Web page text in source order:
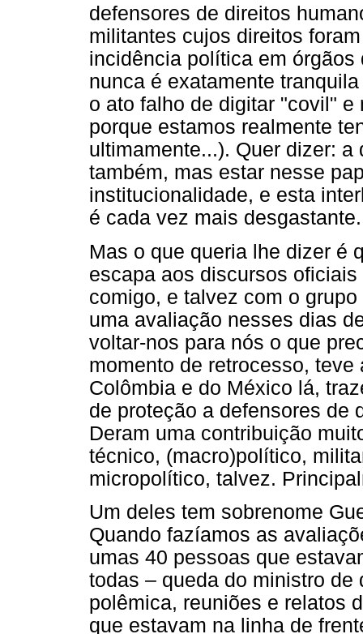
defensores de direitos
militantes cujos direitos
incidência política em
nunca é exatamente
o ato falho de digitar "covil"
porque estamos realmente
ultimamente...). Quer dizer:
também, mas estar nesse
institucionalidade, e esta
é cada vez mais desgastante.
Mas o que queria lhe dizer é
escapa aos discursos
comigo, e talvez com o
uma avaliação nesses dias
voltar-nos para nós o que
momento de retrocesso,
Colômbia e do México lá,
de proteção a defensores de
Deram uma contribuição
técnico, (macro)político,
micropolítico, talvez.
Um deles tem sobrenome
Quando fazíamos as
umas 40 pessoas que
todas – queda do ministro
polêmica, reuniões e relatos
que estavam na linha de